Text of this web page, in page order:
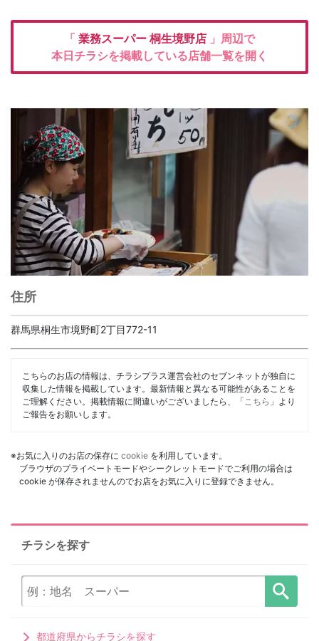
「 業務スーパー 桐生境野店 」周辺で
本日チラシを掲載している店舗一覧を開く
住所
群馬県桐生市境野町2丁目772-11
こちらのお店の情報は、チラシプラス運営会社のセブンネットが独自に
収集した情報を掲載しています。最新情報と異なる可能性があることを
ご理解ください。掲載情報に間違いがございましたら、「 こちら 」より
ご報告をお願いします。
※お気に入りのお店の保存に cookie を利用しています。
ブラウザのプライベートモードやシークレットモードでご利用の場合は
cookie が保存されませんのでお店をお気に入りに登録できません。
チラシを探す
都道府県からチラシを探す